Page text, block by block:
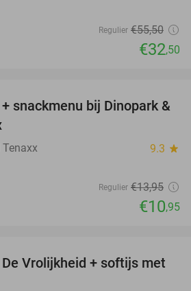
Regulier €55,50
€32,50
22%
snackmenu bij Dinopark &
9.3 star
Regulier €13,95
€10,95
44%
Vrolijkheid + softijs met